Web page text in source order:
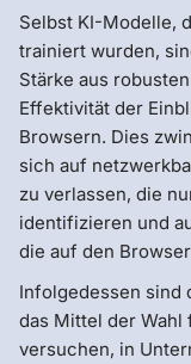
Selbst KI-Modelle,
trainiert wurden,
Stärke aus
Effektivität der
Browsern. Dies
sich auf
zu verlassen, die
identifizieren und
die auf den
Infolgedessen sind
das Mittel der
versuchen, in